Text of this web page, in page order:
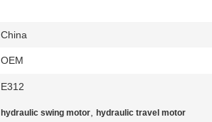
China
OEM
E312
hydraulic swing motor,hydraulic travel motor